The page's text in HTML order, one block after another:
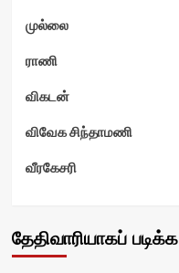
முல்லை
ராணி
விகடன்
விவேக சிந்தாமணி
வீரகேசரி
தேதிவாரியாகப் படிக்க